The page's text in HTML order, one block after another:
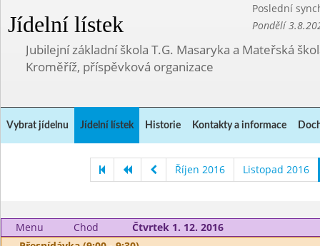
Jídelní lístek
Poslední
Pondělí
Jubilejní základní škola T.G. Masaryka a Mateřská
Kroměříž, příspěvková organizace
Vybrat jídelnu Jídelní lístek Historie Kontakty a informace
Říjen 2016 Listopad 2016
Menu Chod
Čtvrtek 1. 12. 2016